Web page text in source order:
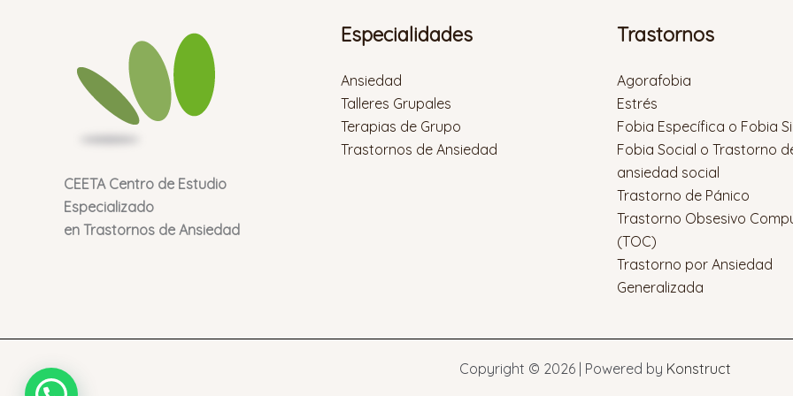
CEETA Centro de Estudio
Especializado
en Trastornos de Ansiedad
Especialidades
Ansiedad
Talleres Grupales
Terapias de Grupo
Trastornos de Ansiedad
Trastornos
Agorafobia
Estrés
Fobia Específica o Fobia
Fobia Social o Trastorno
ansiedad social
Trastorno de Pánico
Trastorno Obsesivo
(TOC)
Trastorno por Ansiedad
Generalizada
Copyright © 2026 | Powered by Konstruct